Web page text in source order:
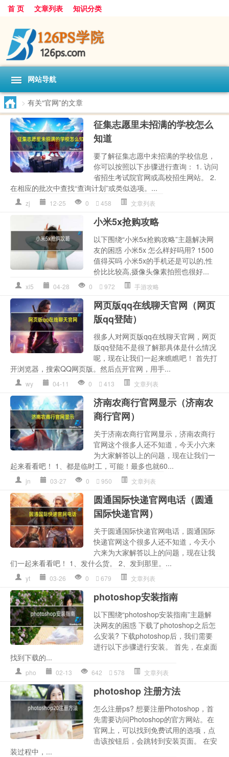
首 页 文章列表 知识分类
网站导航
> 有关“官网”的文章
征集志愿里未招满的学校怎么
知道
要了解征集志愿中未招满的学校信息，
你可以按照以下步骤进行查询： 1. 访问
省招生考试院官网或高校招生网站。 2.
在相应的批次中查找“查询计划”或类似选项。...
zj 12-25 0 458 文章列表
小米5x抢购攻略
以下围绕“小米5x抢购攻略”主题解决网
友的困惑 小米5x 怎么样好吗用? 1500
值得买吗 小米5x的手机还是可以的,性
价比比较高,摄像头像素拍照也很好...
xl5 04-28 0 972 手游攻略
网页版qq在线聊天官网（网页
版qq登陆）
很多人对网页版qq在线聊天官网，网页
版qq登陆不是很了解那具体是什么情况
呢，现在让我们一起来瞧瞧吧！ 首先打
开浏览器，搜索QQ网页版。然后点开官网，用手...
wy 04-11 0 413 文章列表
济南农商行官网显示（济南农
商行官网）
关于济南农商行官网显示，济南农商行
官网这个很多人还不知道，今天小六来
为大家解答以上的问题，现在让我们一
起来看看吧！ 1、都是临时工，可能！最多也就60...
jn 03-27 0 950 文章列表
圆通国际快递官网电话（圆通
国际快递官网）
关于圆通国际快递官网电话，圆通国际
快递官网这个很多人还不知道，今天小
六来为大家解答以上的问题，现在让我
们一起来看看吧！ 1、发什么货。 2、发到那里。...
yt 03-26 0 679 文章列表
photoshop安装指南
以下围绕“photoshop安装指南”主题解
决网友的困惑 下载了photoshop之后怎
么安装? 下载photoshop后，我们需要
进行以下步骤进行安装。 首先，在桌面
找到下载的...
pho 02-13 642 578 文章列表
photoshop 注册方法
怎么注册ps? 想要注册Photoshop，首
先需要访问Photoshop的官方网站。在
官网上，可以找到免费试用的选项，点
击该按钮后，会跳转到安装页面。 在安
装过程中，...